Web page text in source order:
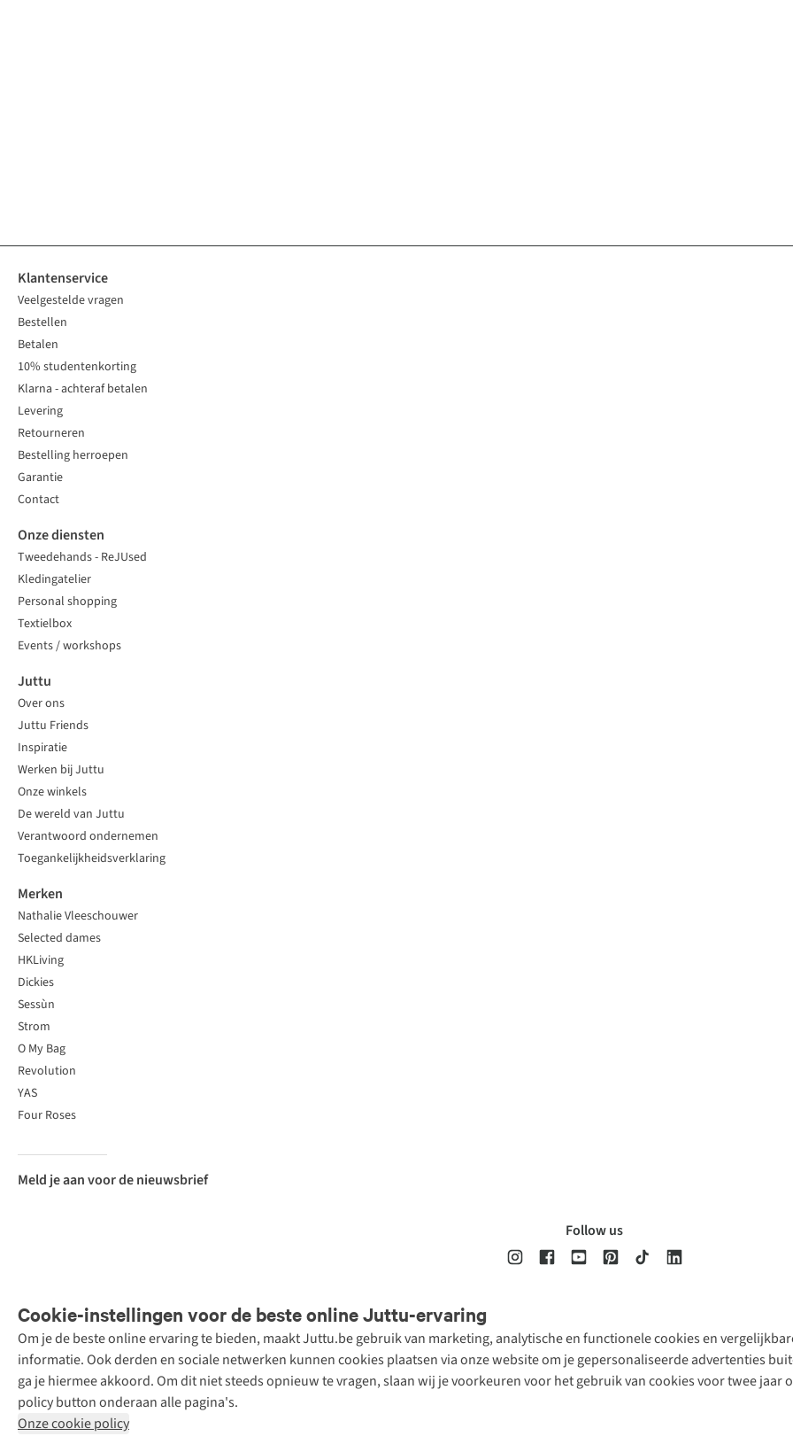
Cookie-instellingen voor de beste online Juttu-ervaring
Om je de beste online ervaring te bieden, maakt Juttu.be gebruik van marketing, analytische en functionele cookies en
informatie. Ook derden en sociale netwerken kunnen cookies plaatsen via onze website om je gepersonaliseerde advertenties
ga je hiermee akkoord. Om dit niet steeds opnieuw te vragen, slaan wij je voorkeuren voor het gebruik van cookies voor twee
policy button onderaan alle pagina's.
Onze cookie policy
Klantenservice
Veelgestelde vragen
Bestellen
Betalen
10% studentenkorting
Klarna - achteraf betalen
Levering
Retourneren
Bestelling herroepen
Garantie
Contact
Onze diensten
Tweedehands - ReJUsed
Kledingatelier
Personal shopping
Textielbox
Events / workshops
Juttu
Over ons
Juttu Friends
Inspiratie
Werken bij Juttu
Onze winkels
De wereld van Juttu
Verantwoord ondernemen
Toegankelijkheidsverklaring
Merken
Nathalie Vleeschouwer
Selected dames
HKLiving
Dickies
Sessùn
Strom
O My Bag
Revolution
YAS
Four Roses
Meld je aan voor de nieuwsbrief
Follow us
Disclaimer Privacy Policy
Retail Concepts
N.V.,
Smallandlaan
9, 2660